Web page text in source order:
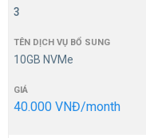
3
10GB NVMe
40.000 VNĐ/month